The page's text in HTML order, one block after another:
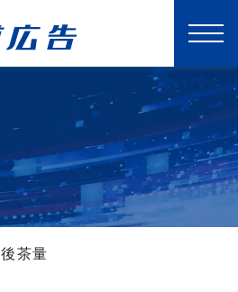
M
E
れる理由
ビス一覧
茶量